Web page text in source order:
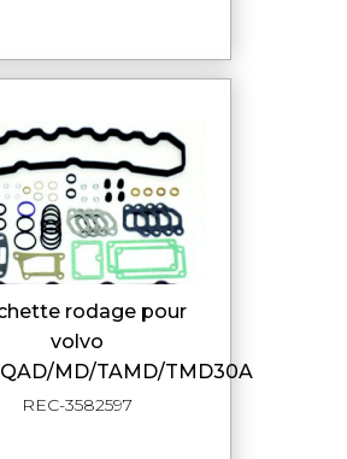
volvo
MD/TAMD/TMD30A
REC-3582597